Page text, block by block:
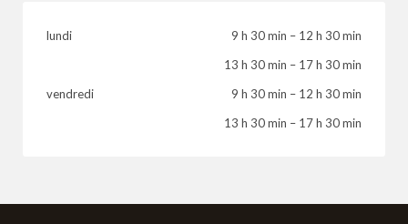
lundi 9 h 30 min – 12 h 30 min
13 h 30 min – 17 h 30 min
vendredi
9 h 30 min – 12 h 30 min
13 h 30 min – 17 h 30 min